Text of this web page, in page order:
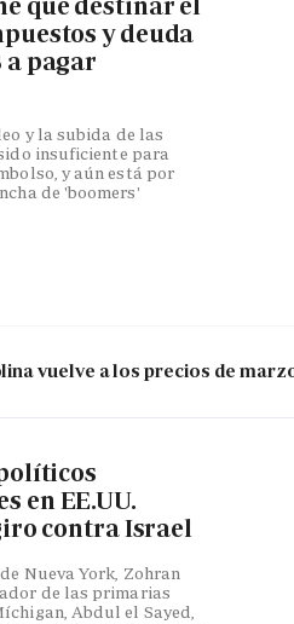
y deuda
a pagar
y la subida de las
insuficiente para
y aún está por
de 'boomers'
vuelve a los precios de
en EE.UU.
contra Israel
Nueva York, Zohran
de las primarias
Abdul el Sayed,